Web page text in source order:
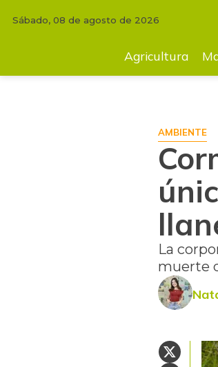
Cormacarena declara
Sábado, 08 de agosto de 2026
Agricultura
AMBIENTE
La
muerte